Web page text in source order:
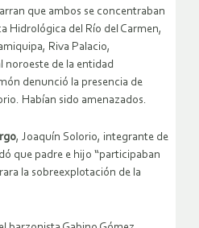
que ambos se concentraban
Hidrológica del Río del Carmen,
Riva Palacio,
noroeste de la entidad
denunció la presencia de
Habían sido amenazados.
, Joaquín Solorio, integrante de
que padre e hijo “participaban
la sobreexplotación de la